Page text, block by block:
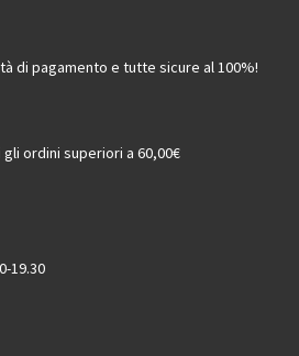
di pagamento e tutte sicure al 100%!
ordini superiori a 60,00€
19.30